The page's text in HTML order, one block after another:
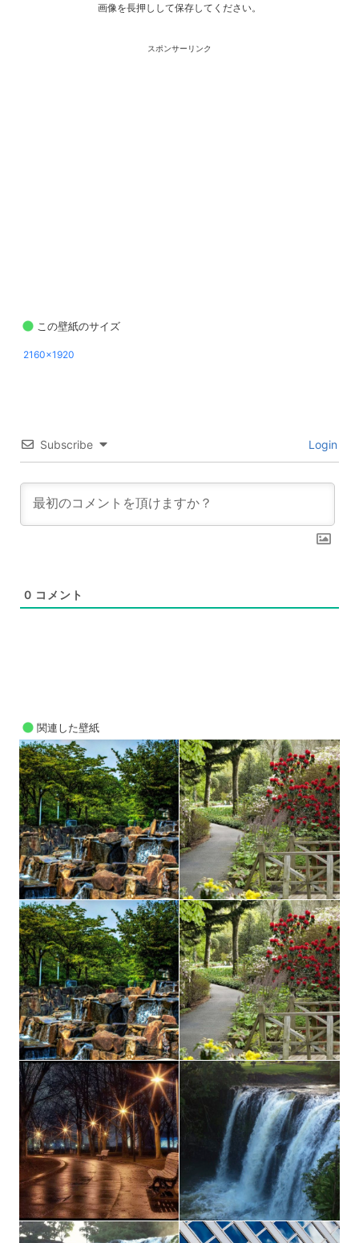
画像を長押しして保存してください。
スポンサーリンク
この壁紙のサイズ
2160x1920
Subscribe Login
0 コメント
関連した壁紙